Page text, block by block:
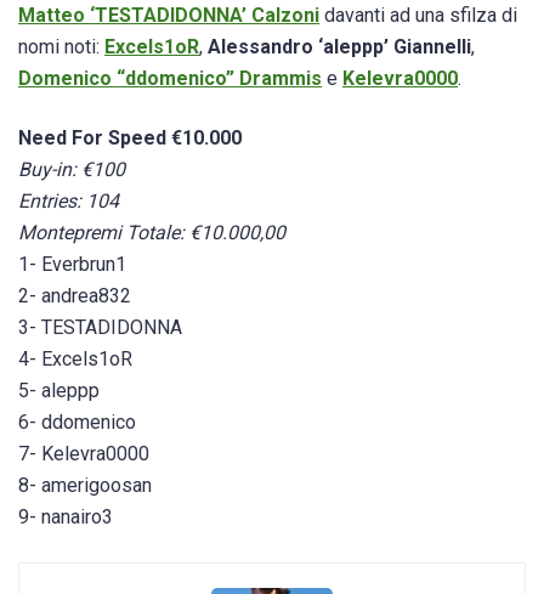
Matteo ‘TESTADIDONNA’ Calzoni davanti ad una sfilza di
nomi noti: Excels1oR, Alessandro ‘aleppp’ Giannelli,
Domenico “ddomenico” Drammis e Kelevra0000.
Need For Speed €10.000
Buy-in: €100
Entries: 104
Montepremi Totale: €10.000,00
1- Everbrun1
2- andrea832
3- TESTADIDONNA
4- Excels1oR
5- aleppp
6- ddomenico
7- Kelevra0000
8- amerigoosan
9- nanairo3